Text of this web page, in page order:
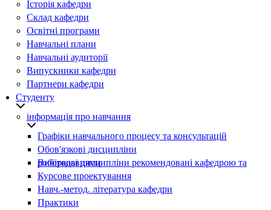
Історія кафедри
Склад кафедри
Освітні програми
Навчальні плани
Навчальні аудиторії
Випускники кафедри
Партнери кафедри
Студенту
інформація про навчання
Графіки навчального процесу та консультацій
Обов'язкові дисципліни
Вибіркові дисципліни рекомендовані кафедрою та роботодавцями
Курсове проектування
Навч.-метод. література кафедри
Практики